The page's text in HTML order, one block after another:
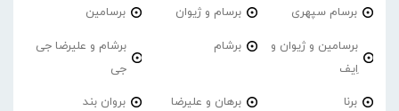
برسام سپهری برسام و ژیوان برسامین
برسامین و ژیوان و
اِیف
برشام
برشام و علیرضا جی
جی
برنا برهان و علیرضا بروان بند